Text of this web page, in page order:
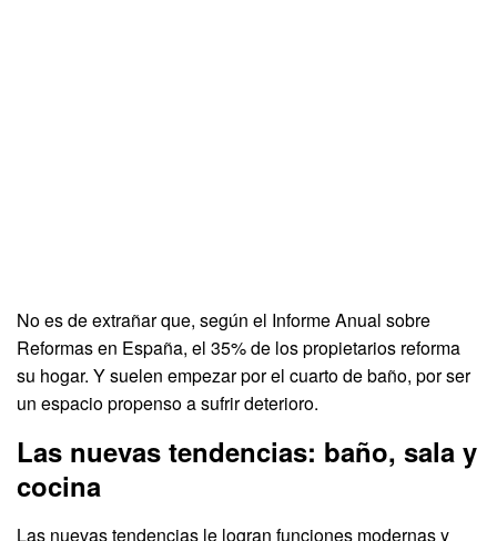
No es de extrañar que, según el Informe Anual sobre
Reformas en España, el 35% de los propietarios reforma
su hogar. Y suelen empezar por el cuarto de baño, por ser
un espacio propenso a sufrir deterioro.
Las nuevas tendencias: baño, sala y
cocina
Las nuevas tendencias le logran funciones modernas y